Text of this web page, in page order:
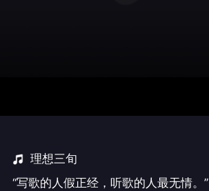
理想三旬
“写歌的人假正经，听歌的人最无情。”